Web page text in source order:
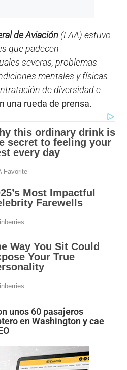
de Aviación (FAA) estuvo
que padecen
severas, problemas
mentales y físicas
de diversidad e
una rueda de prensa.
unos 60 pasajeros
en Washington y cae